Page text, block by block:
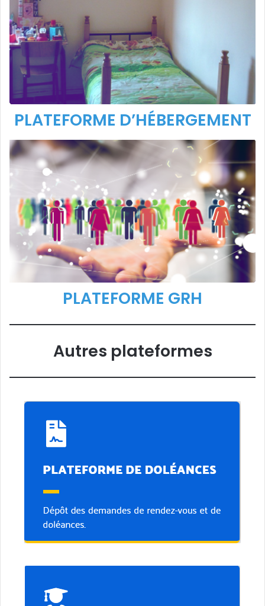
PLATEFORME D’HÉBERGEMENT
PLATEFORME GRH
Autres plateformes